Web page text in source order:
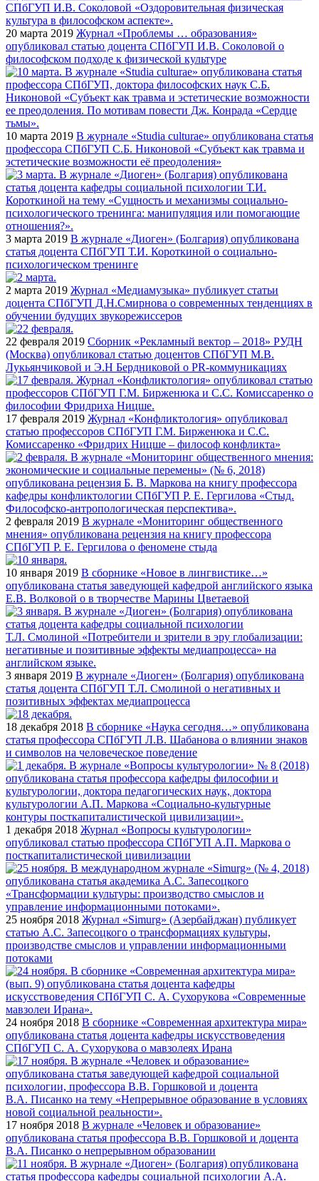
20 марта 2019 Журнал «Проблемы … образования»
опубликовал статью доцента СПбГУП И.В. Соколовой о
философском подходе к физической культуре
10 марта 2019 В журнале «Studia culturae» опубликована статья
профессора СПбГУП С.Б. Никоновой «Субъект как травма и
эстетические возможности её преодоления»
3 марта 2019 В журнале «Диоген» (Болгария) опубликована
статья доцента СПбГУП Т.И. Короткиной о социально-
психологическом тренинге
2 марта 2019 Журнал «Медиамузыка» публикует статьи
доцента СПбГУП Д.Н.Смирнова о современных тенденциях в
обучении будущих звукорежиссеров
22 февраля 2019 Сборник «Рекламный вектор – 2018» РУДН
(Москва) опубликовал статью доцентов СПбГУП М.В.
Лукьянчиковой и Э.Н Бердниковой о PR-коммуникациях
17 февраля 2019 Журнал «Конфликтология» опубликовал
статью профессоров СПбГУП Г.М. Бирженюка и С.С.
Комиссаренко «Фридрих Ницше – философ конфликта»
2 февраля 2019 В журнале «Мониторинг общественного
мнения» опубликована рецензия на книгу профессора
СПбГУП Р. Е. Гергилова о феномене стыда
10 января 2019 В сборнике «Новое в лингвистике…»
опубликована статья заведующей кафедрой английского языка
Е.В. Волковой о в творчестве Марины Цветаевой
3 января 2019 В журнале «Диоген» (Болгария) опубликована
статья доцента СПбГУП Т.Л. Смолиной о негативных и
позитивных эффектах медиапроцесса
18 декабря 2018 В сборнике «Наука сегодня…» опубликована
статья профессора СПбГУП Л.В. Шабанова о влиянии знаков
и символов на человеческое поведение
1 декабря 2018 Журнал «Вопросы культурологии»
опубликовал статью профессора СПбГУП А.П. Маркова о
посткапиталистической цивилизации
25 ноября 2018 Журнал «Simurg» (Азербайджан) публикует
статью А.С. Запесоцкого о трансформациях культуры,
производстве смыслов и управлении информационными
потоками
24 ноября 2018 В сборнике «Современная архитектура мира»
опубликована статья доцента кафедры искусствоведения
СПбГУП С. А. Сухорукова о мавзолеях Ирана
17 ноября 2018 В журнале «Человек и образование»
опубликована статья профессора В.В. Горшковой и доцента
В.А. Писанко о непрерывном образовании